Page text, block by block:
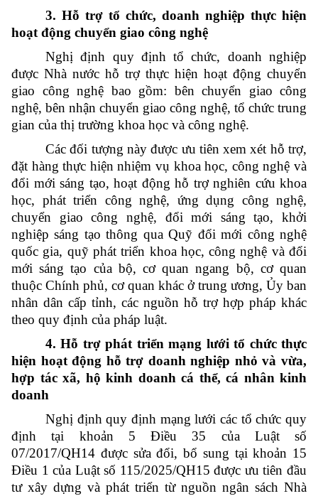
3. Hỗ trợ tổ chức, doanh nghiệp thực hiện
hoạt động chuyển giao công nghệ
Nghị định quy định tổ chức, doanh nghiệp
được Nhà nước hỗ trợ thực hiện hoạt động chuyển
giao công nghệ bao gồm: bên chuyển giao công
nghệ, bên nhận chuyển giao công nghệ, tổ chức trung
gian của thị trường khoa học và công nghệ.
Các đối tượng này được ưu tiên xem xét hỗ trợ,
đặt hàng thực hiện nhiệm vụ khoa học, công nghệ và
đổi mới sáng tạo, hoạt động hỗ trợ nghiên cứu khoa
học, phát triển công nghệ, ứng dụng công nghệ,
chuyển giao công nghệ, đổi mới sáng tạo, khởi
nghiệp sáng tạo thông qua Quỹ đổi mới công nghệ
quốc gia, quỹ phát triển khoa học, công nghệ và đổi
mới sáng tạo của bộ, cơ quan ngang bộ, cơ quan
thuộc Chính phủ, cơ quan khác ở trung ương, Ủy ban
nhân dân cấp tỉnh, các nguồn hỗ trợ hợp pháp khác
theo quy định của pháp luật.
4. Hỗ trợ phát triển mạng lưới tổ chức thực
hiện hoạt động hỗ trợ doanh nghiệp nhỏ và vừa,
hợp tác xã, hộ kinh doanh cá thể, cá nhân kinh
doanh
Nghị định quy định mạng lưới các tổ chức quy
định tại khoản 5 Điều 35 của Luật số
07/2017/QH14 được sửa đổi, bổ sung tại khoản 15
Điều 1 của Luật số 115/2025/QH15 được ưu tiên đầu
tư xây dựng và phát triển từ nguồn ngân sách Nhà